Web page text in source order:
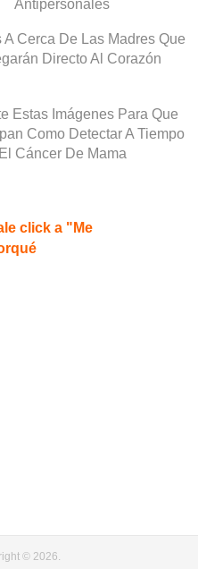
Antipersonales
A Cerca De Las Madres Que
Directo Al Corazón
Estas Imágenes Para Que
Como Detectar A Tiempo
El Cáncer De Mama
click a "Me
© 2026.